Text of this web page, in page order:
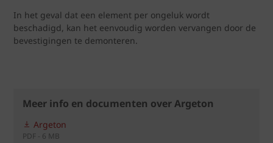
In het geval dat een element per ongeluk wordt
beschadigd, kan het eenvoudig worden vervangen door de
bevestigingen te demonteren.
Meer info en documenten over Argeton
Argeton
PDF - 6 MB